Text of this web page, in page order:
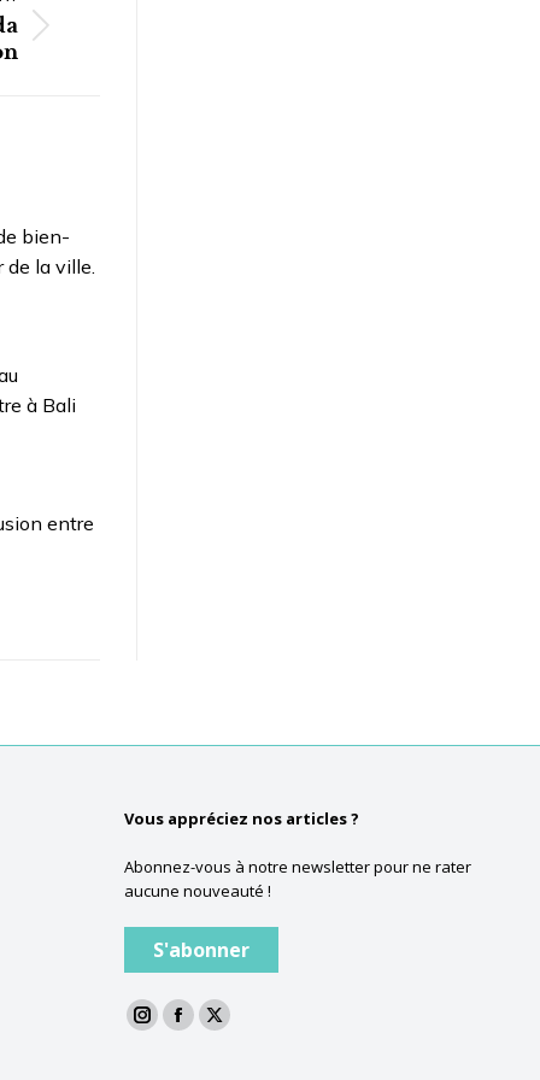
bien-
la ville.
à Bali
entre
Vous appréciez nos articles ?
Abonnez-vous à notre newsletter pour ne rater
aucune nouveauté !
S'abonner
La
La
La